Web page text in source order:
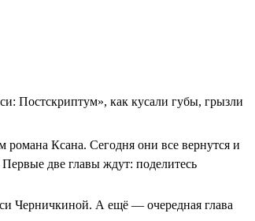
Постскриптум», как кусали губы, грызли
романа Ксана. Сегодня они все вернутся и
две главы ждут: поделитесь
Черничкиной. А ещё — очередная глава